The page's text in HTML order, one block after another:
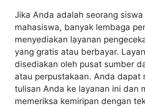
Jika Anda adalah seorang siswa
mahasiswa, banyak lembaga
menyediakan layanan
yang gratis atau berbayar.
disediakan oleh pusat sumber
atau perpustakaan. Anda dapat
tulisan Anda ke layanan ini dan
memeriksa kemiripan dengan